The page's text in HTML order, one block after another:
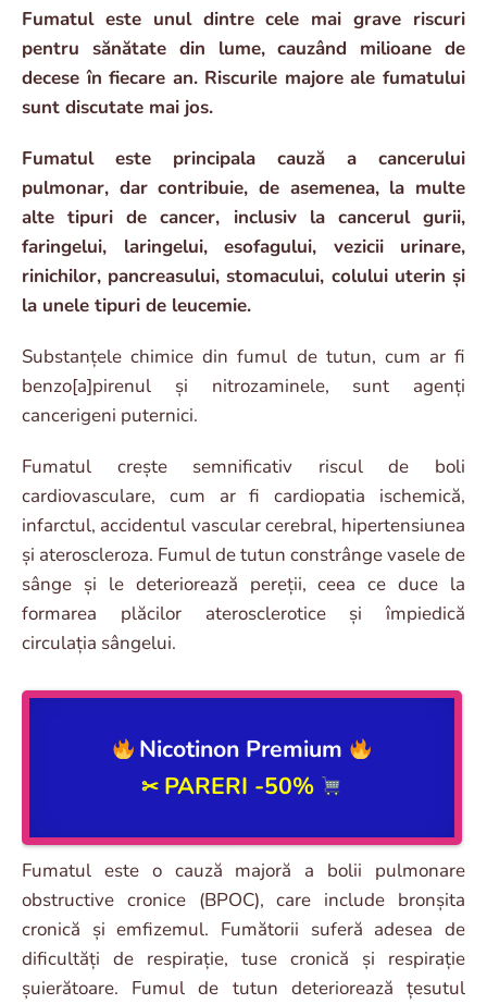
Fumatul este unul dintre cele mai grave riscuri
pentru sănătate din lume, cauzând milioane de
decese în fiecare an. Riscurile majore ale fumatului
sunt discutate mai jos.
Fumatul este principala cauză a cancerului
pulmonar, dar contribuie, de asemenea, la multe
alte tipuri de cancer, inclusiv la cancerul gurii,
faringelui, laringelui, esofagului, vezicii urinare,
rinichilor, pancreasului, stomacului, colului uterin și
la unele tipuri de leucemie.
Substanțele chimice din fumul de tutun, cum ar fi
benzo[a]pirenul și nitrozaminele, sunt agenți
cancerigeni puternici.
Fumatul crește semnificativ riscul de boli
cardiovasculare, cum ar fi cardiopatia ischemică,
infarctul, accidentul vascular cerebral, hipertensiunea
și ateroscleroza. Fumul de tutun constrânge vasele de
sânge și le deteriorează pereții, ceea ce duce la
formarea plăcilor aterosclerotice și împiedică
circulația sângelui.
Nicotinon Premium
✂ PARERI -50%
Fumatul este o cauză majoră a bolii pulmonare
obstructive cronice (BPOC), care include bronșita
cronică și emfizemul. Fumătorii suferă adesea de
dificultăți de respirație, tuse cronică și respirație
șuierătoare. Fumul de tutun deteriorează țesutul